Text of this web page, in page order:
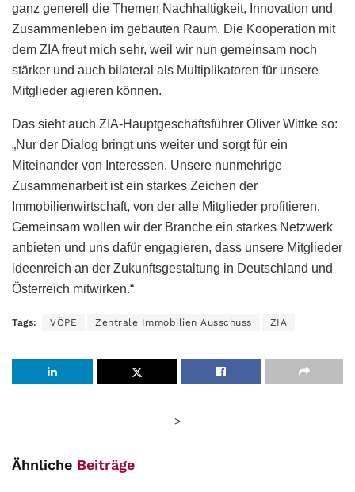
ganz generell die Themen Nachhaltigkeit, Innovation und
Zusammenleben im gebauten Raum. Die Kooperation mit
dem ZIA freut mich sehr, weil wir nun gemeinsam noch
stärker und auch bilateral als Multiplikatoren für unsere
Mitglieder agieren können.
Das sieht auch ZIA-Hauptgeschäftsführer Oliver Wittke so:
„Nur der Dialog bringt uns weiter und sorgt für ein
Miteinander von Interessen. Unsere nunmehrige
Zusammenarbeit ist ein starkes Zeichen der
Immobilienwirtschaft, von der alle Mitglieder profitieren.
Gemeinsam wollen wir der Branche ein starkes Netzwerk
anbieten und uns dafür engagieren, dass unsere Mitglieder
ideenreich an der Zukunftsgestaltung in Deutschland und
Österreich mitwirken.“
Tags: VÖPE Zentrale Immobilien Ausschuss ZIA
>
Ähnliche Beiträge